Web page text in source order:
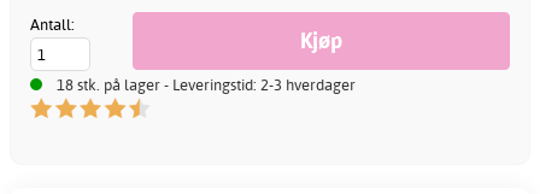
Antall:
18 stk. på lager - Leveringstid: 2-3 hverdager